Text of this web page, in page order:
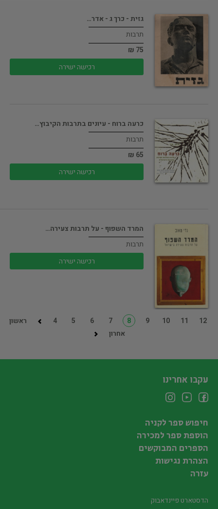
גזית - כרך ג - אדר…
תרבות
75 ₪
רכישה ישירה
כרעה ברוח - עיונים בתרבות הקיבוץ…
תרבות
65 ₪
רכישה ישירה
המרד השפוף - על תרבות צעירה…
תרבות
רכישה ישירה
ראשון 4 5 6 7 8 9 10 11
12
אחרון
עקבו אחרינו
חיפוש ספר לקניה
הוספת ספר למכירה
הספרים המבוקשים
הצהרת נגישות
עזרה
הדסטארט פיינדאבוק